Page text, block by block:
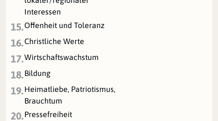
Interessen
15.Offenheit und Toleranz
16.Christliche Werte
17.Wirtschaftswachstum
18.Bildung
19.Heimatliebe, Patriotismus,
Brauchtum
20.Pressefreiheit